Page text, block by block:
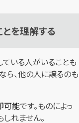
を理解する
いる人がいることも
ら、他の人に譲るのも
可能です。ものによっ
れません。